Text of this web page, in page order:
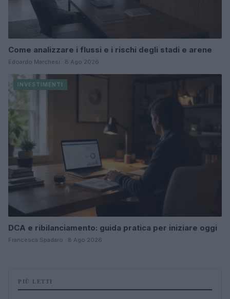
Come analizzare i flussi e i rischi degli stadi e arene
Edoardo Marchesi · 8 Ago 2026
INVESTIMENTI
DCA e ribilanciamento: guida pratica per iniziare oggi
Francesca Spadaro · 8 Ago 2026
PIÙ LETTI